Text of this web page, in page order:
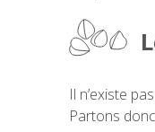
Il n’existe
Partons